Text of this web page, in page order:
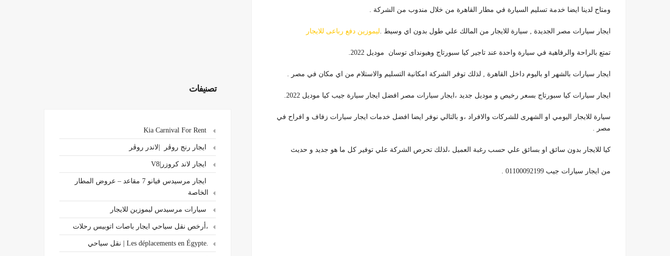
ومتاح لدينا ايضا خدمة تسليم السيارة في مطار القاهرة من خلال مندوب من الشركة .
ايجار سيارات مصر الجديدة , سيارة للايجار من المالك علي طول بدون اي وسيط .ليموزين دفع رباعى للايجار
تمتع بالراحة والرفاهية في سيارة واحدة عند تاجير كيا سبورتاج وهيونداى توسان موديل 2022.
ايجار سيارات بالشهر او باليوم داخل القاهرة , لذلك توفر الشركة امكانية التسليم والاستلام من اي مكان في مصر .
ايجار سيارات كيا سبورتاج بسعر رخيص و موديل جديد ،ايجار سيارات مصر افضل ايجار سيارة جيب كيا موديل 2022.
سيارة للايجار اليومي او الشهرى للشركات والافراد ،و بالتالي نوفر ايضا افضل خدمات ايجار سيارات زفاف و افراح في
مصر .
كيا للايجار بدون سائق او بسائق علي حسب رغبة العميل ،لذلك تحرص الشركة علي توفير كل ما هو جديد و حديث
من ايجار سيارات جيب 01100092199 .
تصنيفات
ايجار رنج روڤر |لاندر روڤر
ايجار لاند كروزر|V8
ايجار مرسيدس فيانو 7 مقاعد – عروض المطار
الخاصة
سيارات مرسيدس ليموزين للايجار
،أرخص نقل سياحي ايجار باصات اتوبيس رحلات
.Les déplacements en Égypte | نقل سياحي